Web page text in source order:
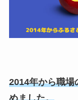
2014年から職場
めました。